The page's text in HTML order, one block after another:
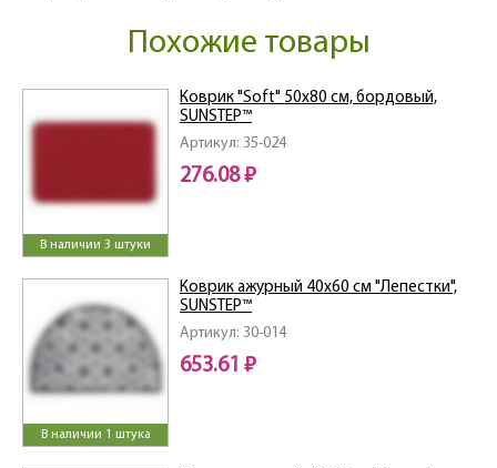
Похожие товары
В наличии 3 штуки
Артикул: 35-024
Коврик "Soft" 50х80 см, бордовый,
SUNSTEP™
276.08 ₽
В наличии 1 штука
Артикул: 30-014
Коврик ажурный 40х60 см "Лепестки",
SUNSTEP™
653.61 ₽